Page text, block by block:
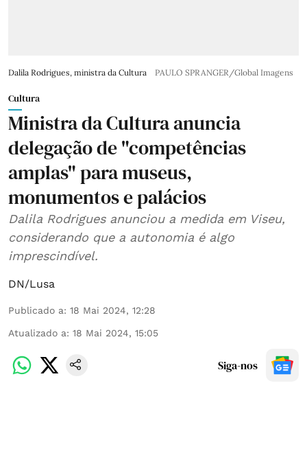
Dalila Rodrigues, ministra da Cultura PAULO SPRANGER/Global Imagens
Cultura
Ministra da Cultura anuncia
delegação de "competências
amplas" para museus,
monumentos e palácios
Dalila Rodrigues anunciou a medida em Viseu,
considerando que a autonomia é algo
imprescindível.
DN/Lusa
Publicado a: 18 Mai 2024, 12:28
Atualizado a: 18 Mai 2024, 15:05
Siga-nos